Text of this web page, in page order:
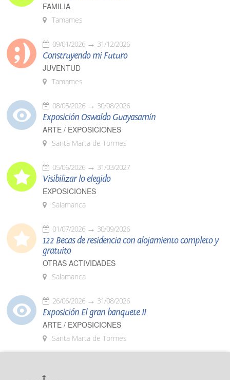
FAMILIA
Tamames
09/01/2026 31/12/2026
Construyendo mi Futuro
JUVENTUD
Tamames
08/05/2026 30/08/2026
Exposición Oswaldo Guayasamín
ARTE / EXPOSICIONES
Santa Marta de Tormes
05/06/2026 31/03/2027
Visibilizar lo elegido
EXPOSICIONES
Salamanca
01/07/2026 30/09/2026
122 Becas de residencia con alojamiento completo y
gratuito
OTRAS ACTIVIDADES
Salamanca
26/06/2026 31/08/2026
Exposición El gran banquete II
ARTE / EXPOSICIONES
Santa Marta de Tormes